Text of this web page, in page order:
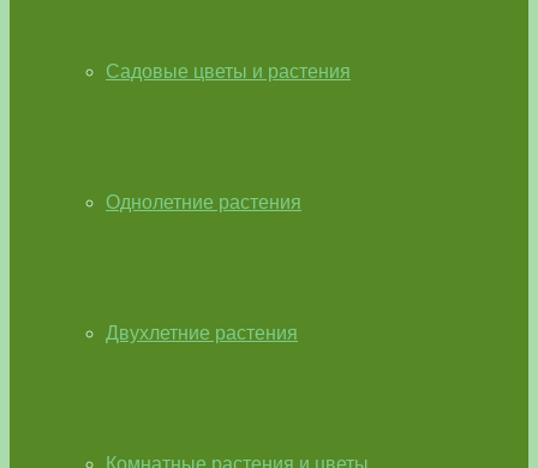
Садовые цветы и растения
Однолетние растения
Двухлетние растения
Комнатные растения и цветы